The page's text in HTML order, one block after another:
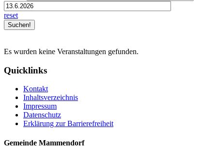
reset
Es wurden keine Veranstaltungen gefunden.
Quicklinks
Kontakt
Inhaltsverzeichnis
Impressum
Datenschutz
Erklärung zur Barrierefreiheit
Gemeinde Mammendorf